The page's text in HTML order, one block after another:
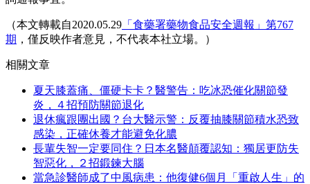
（本文轉載自2020.05.29 「食藥署藥物食品安全週報」第767
期 ，僅反映作者意見，不代表本社立場。）
相關文章
夏天膝蓋痛、僵硬卡卡？醫警告：吃冰恐催化關節發
炎，４招預防關節退化
退休瘋跟團出國？台大醫示警：反覆抽膝關節積水恐致
感染，正確休養才能避免化膿
長輩失智一定要同住？日本名醫顛覆認知：獨居更防失
智惡化，２招鍛鍊大腦
當急診醫師成了中風病患：他復健6個月「重啟人生」的